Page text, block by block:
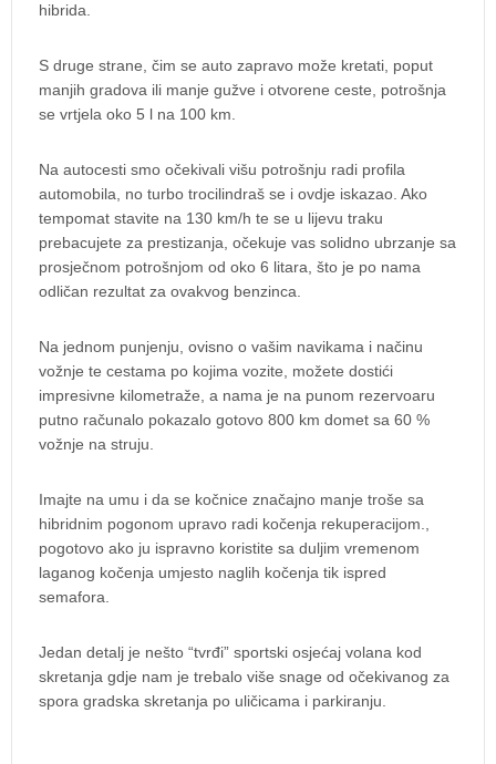
hibrida.
S druge strane, čim se auto zapravo može kretati, poput
manjih gradova ili manje gužve i otvorene ceste, potrošnja
se vrtjela oko 5 l na 100 km.
Na autocesti smo očekivali višu potrošnju radi profila
automobila, no turbo trocilindraš se i ovdje iskazao. Ako
tempomat stavite na 130 km/h te se u lijevu traku
prebacujete za prestizanja, očekuje vas solidno ubrzanje sa
prosječnom potrošnjom od oko 6 litara, što je po nama
odličan rezultat za ovakvog benzinca.
Na jednom punjenju, ovisno o vašim navikama i načinu
vožnje te cestama po kojima vozite, možete dostići
impresivne kilometraže, a nama je na punom rezervoaru
putno računalo pokazalo gotovo 800 km domet sa 60 %
vožnje na struju.
Imajte na umu i da se kočnice značajno manje troše sa
hibridnim pogonom upravo radi kočenja rekuperacijom.,
pogotovo ako ju ispravno koristite sa duljim vremenom
laganog kočenja umjesto naglih kočenja tik ispred
semafora.
Jedan detalj je nešto “tvrđi” sportski osjećaj volana kod
skretanja gdje nam je trebalo više snage od očekivanog za
spora gradska skretanja po uličicama i parkiranju.